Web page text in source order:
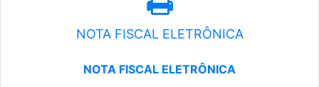
NOTA FISCAL ELETRÔNICA
NOTA FISCAL ELETRÔNICA